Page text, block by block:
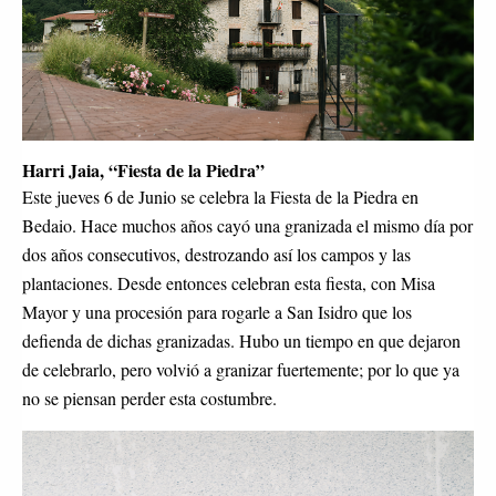
Harri Jaia, “Fiesta de la Piedra”
Este jueves 6 de Junio se celebra la Fiesta de la Piedra en
Bedaio. Hace muchos años cayó una granizada el mismo día por
dos años consecutivos, destrozando así los campos y las
plantaciones. Desde entonces celebran esta fiesta, con Misa
Mayor y una procesión para rogarle a San Isidro que los
defienda de dichas granizadas. Hubo un tiempo en que dejaron
de celebrarlo, pero volvió a granizar fuertemente; por lo que ya
no se piensan perder esta costumbre.